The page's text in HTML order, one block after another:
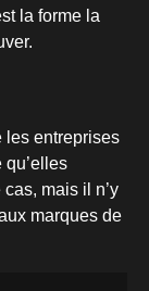
la forme la
les entreprises
mais il n’y
marques de